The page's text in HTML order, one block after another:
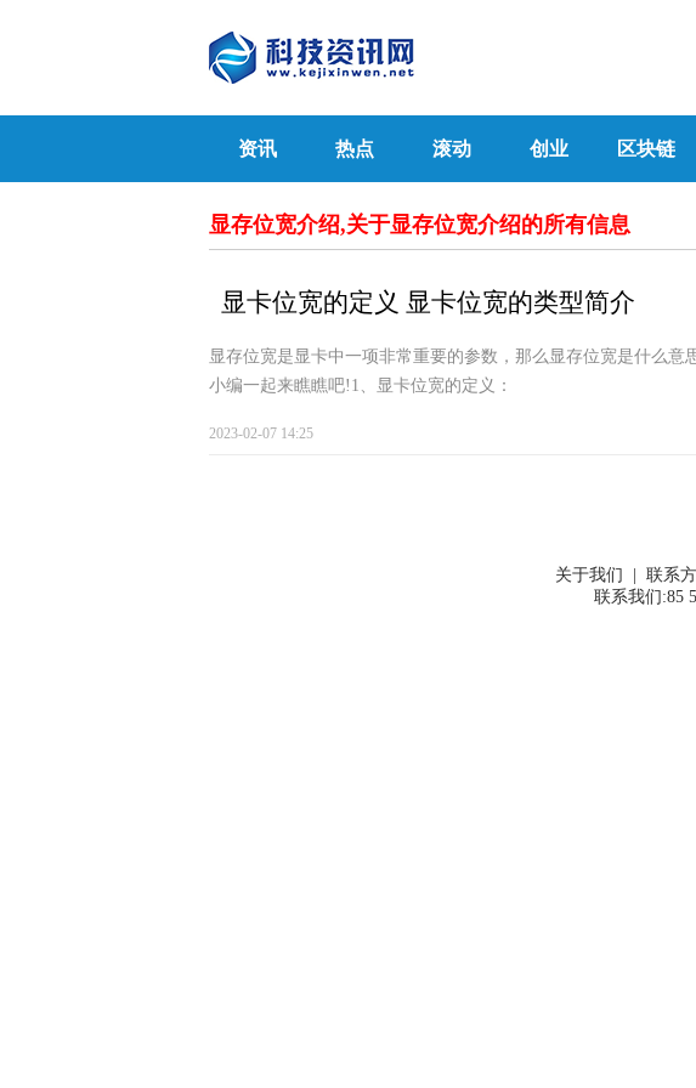
资讯 热点 滚动 创业 区块链
显存位宽介绍,关于显存位宽介绍的所有信息
显卡位宽的定义 显卡位宽的类型简介
显存位宽是显卡中一项非常重要的参数，那么显存位宽是什么意
小编一起来瞧瞧吧!1、显卡位宽的定义：
2023-02-07 14:25
关于我们 | 联系
联系我们:85